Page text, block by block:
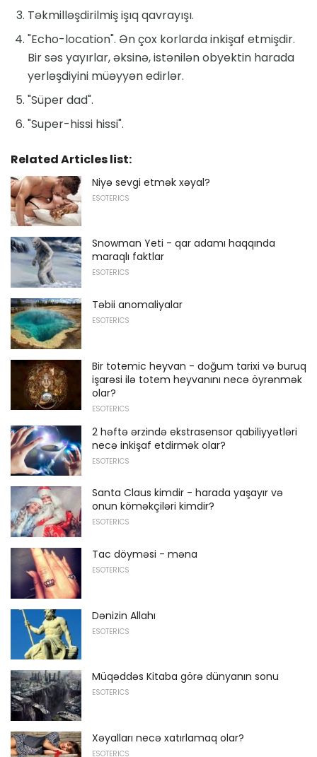
Təkmilləşdirilmiş işıq qavrayışı.
"Echo-location". Ən çox korlarda inkişaf etmişdir.
Bir səs yayırlar, əksinə, istənilən obyektin harada
yerləşdiyini müəyyən edirlər.
"Süper dad".
"Super-hissi hissi".
Related Articles list:
Niyə sevgi etmək xəyal?
ESOTERICS
Snowman Yeti - qar adamı haqqında
maraqlı faktlar
ESOTERICS
Təbii anomaliyalar
ESOTERICS
Bir totemic heyvan - doğum tarixi və buruq
işarəsi ilə totem heyvanını necə öyrənmək
olar?
ESOTERICS
2 həftə ərzində ekstrasensor qabiliyyətləri
necə inkişaf etdirmək olar?
ESOTERICS
Santa Claus kimdir - harada yaşayır və
onun köməkçiləri kimdir?
ESOTERICS
Tac döyməsi - məna
ESOTERICS
Dənizin Allahı
ESOTERICS
Müqəddəs Kitaba görə dünyanın sonu
ESOTERICS
Xəyalları necə xatırlamaq olar?
ESOTERICS